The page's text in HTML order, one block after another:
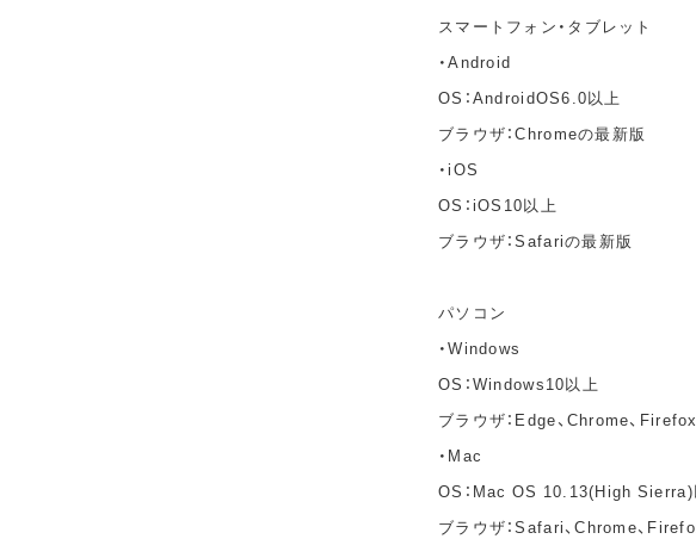
スマートフォン・タブレット
・Android
OS：AndroidOS6.0以上
ブラウザ：Chromeの最新版
・iOS
OS：iOS10以上
ブラウザ：Safariの最新版
パソコン
・Windows
OS：Windows10以上
ブラウザ：Edge、Chrome、
・Mac
OS：Mac OS 10.13(High Sierra)
ブラウザ：Safari、Chrome、